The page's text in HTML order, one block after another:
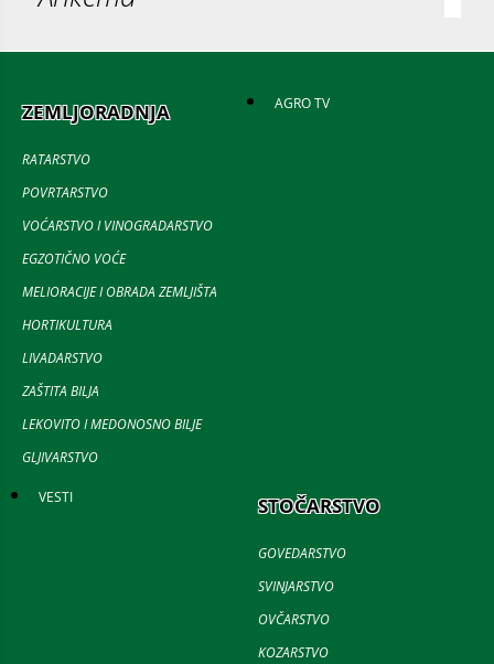
ZEMLJORADNJA
RATARSTVO
POVRTARSTVO
VOĆARSTVO I VINOGRADARSTVO
EGZOTIČNO VOĆE
MELIORACIJE I OBRADA ZEMLJIŠTA
HORTIKULTURA
LIVADARSTVO
ZAŠTITA BILJA
LEKOVITO I MEDONOSNO BILJE
GLJIVARSTVO
AGRO TV
VESTI STOČARSTVO
GOVEDARSTVO
SVINJARSTVO
OVČARSTVO
KOZARSTVO